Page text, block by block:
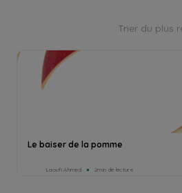
Trier du plus
Le baiser de la pomme
Laoufi Ahmed 2min de lecture